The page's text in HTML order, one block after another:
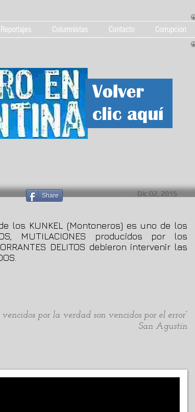
Reportajes Columnistas Contacto Corrupcion
Share Dic 02, 2015
los KUNKEL (Montoneros) es uno de los
MUTILACIONES producidos por los
DELITOS debieron intervenir las
por la verdad son vencidos por el error”
San Agustín